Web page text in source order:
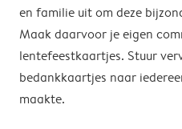
en familie uit om deze
Maak daarvoor je eigen
lentefeestkaartjes. Stuur
bedankkaartjes naar
maakte.